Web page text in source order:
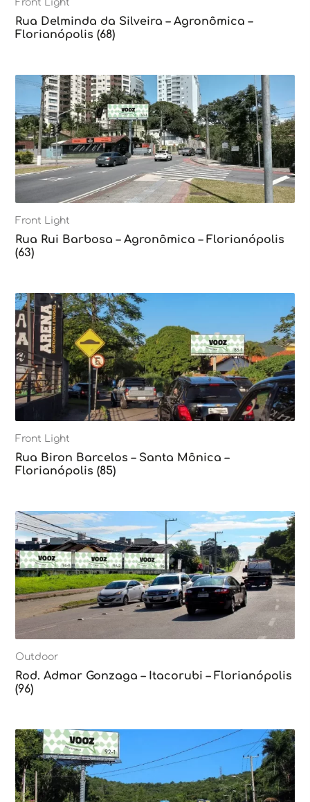
Front Light
Rua Delminda da Silveira – Agronômica –
Florianópolis (68)
Front Light
Rua Rui Barbosa – Agronômica – Florianópolis
(63)
Front Light
Rua Biron Barcelos – Santa Mônica –
Florianópolis (85)
Outdoor
Rod. Admar Gonzaga – Itacorubi – Florianópolis
(96)